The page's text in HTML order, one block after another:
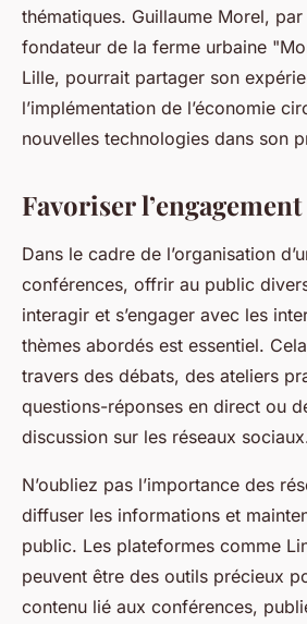
thématiques. Guillaume Morel,
fondateur de la ferme urbaine
Lille, pourrait partager son
l’implémentation de l’économie
nouvelles technologies dans son
Favoriser
Dans le cadre de l’organisation
conférences, offrir au public
interagir et s’engager avec les
thèmes abordés est essentiel.
travers des débats, des ateliers
questions-réponses en direct ou
discussion sur les réseaux
N’oubliez pas l’importance des
diffuser les informations et
public. Les plateformes comme
peuvent être des outils précieux
contenu lié aux conférences,